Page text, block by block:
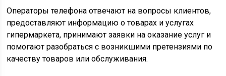
Операторы телефона отвечают на вопросы клиентов,
предоставляют информацию о товарах и услугах
гипермаркета, принимают заявки на оказание услуг и
помогают разобраться с возникшими претензиями по
качеству товаров или обслуживания.